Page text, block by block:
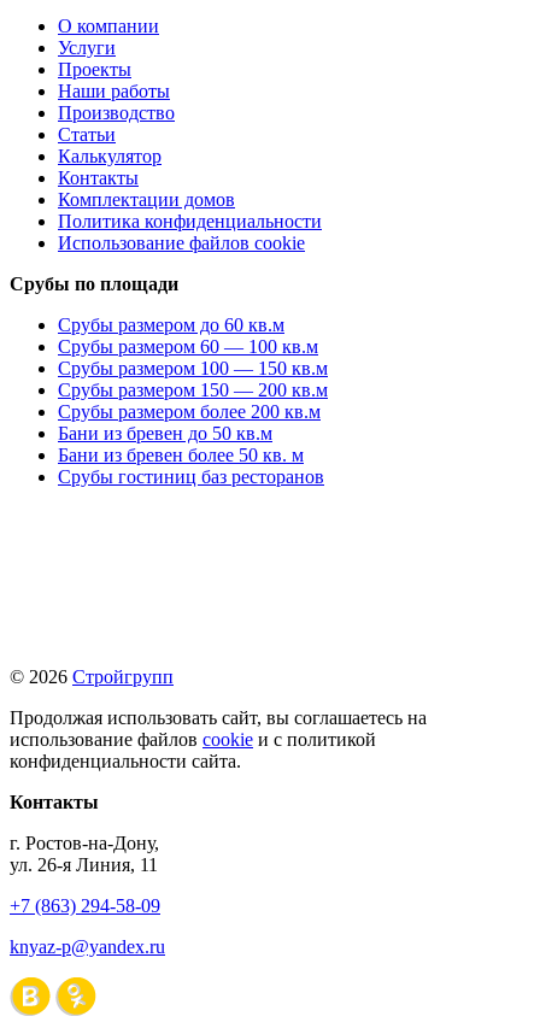
О компании
Услуги
Проекты
Наши работы
Производство
Статьи
Калькулятор
Контакты
Комплектации домов
Политика конфиденциальности
Использование файлов cookie
Срубы по площади
Срубы размером до 60 кв.м
Срубы размером 60 — 100 кв.м
Срубы размером 100 — 150 кв.м
Срубы размером 150 — 200 кв.м
Срубы размером более 200 кв.м
Бани из бревен до 50 кв.м
Бани из бревен более 50 кв. м
Срубы гостиниц баз ресторанов
© 2026 Стройгрупп
Продолжая использовать сайт, вы соглашаетесь на
использование файлов cookie и с политикой
конфиденциальности сайта.
Контакты
г. Ростов-на-Дону,
ул. 26-я Линия, 11
+7 (863) 294-58-09
knyaz-p@yandex.ru